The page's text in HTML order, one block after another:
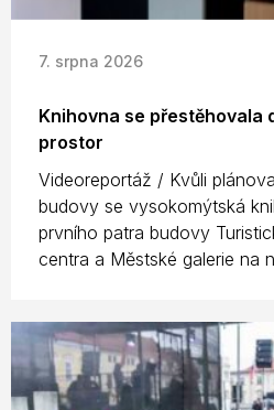
7. srpna 2026
Knihovna se přestěhovala
prostor
Videoreportáž / Kvůli
budovy se vysokomýtská
prvního patra budovy
centra a Městské galerie na